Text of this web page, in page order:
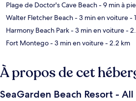
Plage de Doctor's Cave Beach- 9 min à
Walter Fletcher Beach- 3 min en voiture-
Harmony Beach Park- 3 min en voiture-
Fort Montego- 3 min en voiture- 2.2 km
À propos de cet
SeaGarden Beach Resort - All